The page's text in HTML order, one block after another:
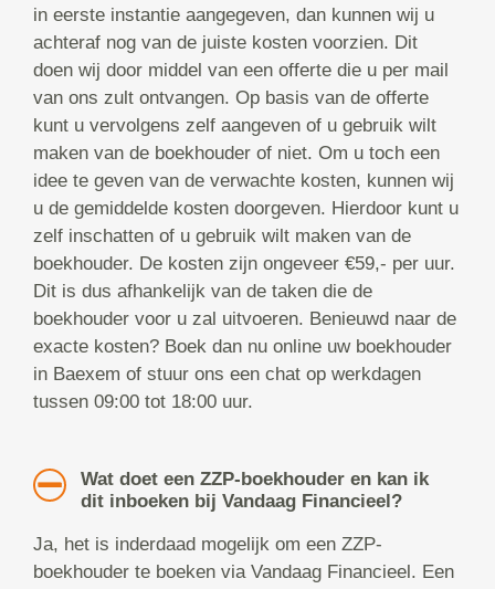
in eerste instantie aangegeven, dan kunnen wij u
achteraf nog van de juiste kosten voorzien. Dit
doen wij door middel van een offerte die u per mail
van ons zult ontvangen. Op basis van de offerte
kunt u vervolgens zelf aangeven of u gebruik wilt
maken van de boekhouder of niet. Om u toch een
idee te geven van de verwachte kosten, kunnen wij
u de gemiddelde kosten doorgeven. Hierdoor kunt u
zelf inschatten of u gebruik wilt maken van de
boekhouder. De kosten zijn ongeveer €59,- per uur.
Dit is dus afhankelijk van de taken die de
boekhouder voor u zal uitvoeren. Benieuwd naar de
exacte kosten? Boek dan nu online uw boekhouder
in Baexem of stuur ons een chat op werkdagen
tussen 09:00 tot 18:00 uur.
Wat doet een ZZP-boekhouder en kan ik
dit inboeken bij Vandaag Financieel?
Ja, het is inderdaad mogelijk om een ZZP-
boekhouder te boeken via Vandaag Financieel. Een